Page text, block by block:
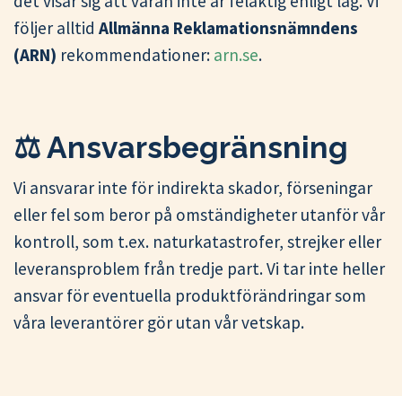
följer alltid Allmänna Reklamationsnämndens
(ARN) rekommendationer: arn.se.
⚖️ Ansvarsbegränsning
Vi ansvarar inte för indirekta skador, förseningar
eller fel som beror på omständigheter utanför vår
kontroll, som t.ex. naturkatastrofer, strejker eller
leveransproblem från tredje part. Vi tar inte heller
ansvar för eventuella produktförändringar som
våra leverantörer gör utan vår vetskap.